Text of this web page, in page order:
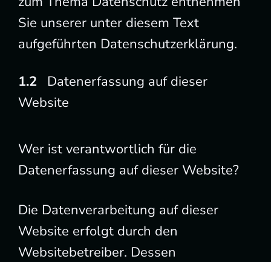
Sie unserer unter diesem Text
aufgeführten Datenschutzerklärung.
Datenerfassung auf dieser
Website
Wer ist verantwortlich für die
Datenerfassung auf dieser Website?
Die Datenverarbeitung auf dieser
Website erfolgt durch den
Websitebetreiber. Dessen